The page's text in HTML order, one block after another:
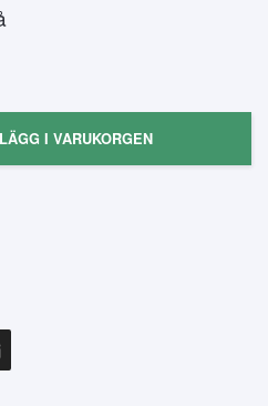
LÄGG I VARUKORGEN